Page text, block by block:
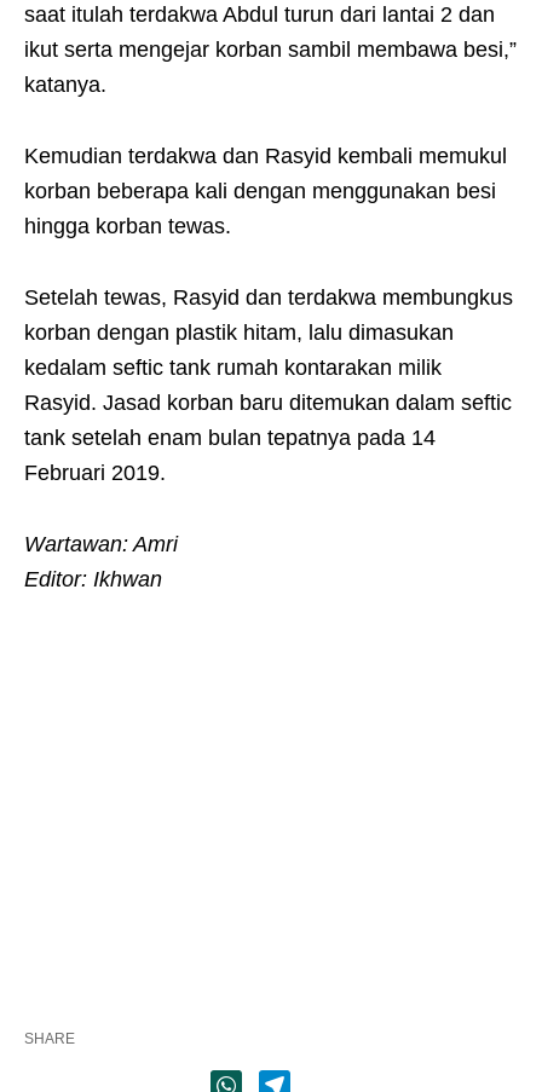
saat itulah terdakwa Abdul turun dari lantai 2 dan
ikut serta mengejar korban sambil membawa besi,”
katanya.
Kemudian terdakwa dan Rasyid kembali memukul
korban beberapa kali dengan menggunakan besi
hingga korban tewas.
Setelah tewas, Rasyid dan terdakwa membungkus
korban dengan plastik hitam, lalu dimasukan
kedalam seftic tank rumah kontarakan milik
Rasyid. Jasad korban baru ditemukan dalam seftic
tank setelah enam bulan tepatnya pada 14
Februari 2019.
Wartawan: Amri
Editor: Ikhwan
SHARE